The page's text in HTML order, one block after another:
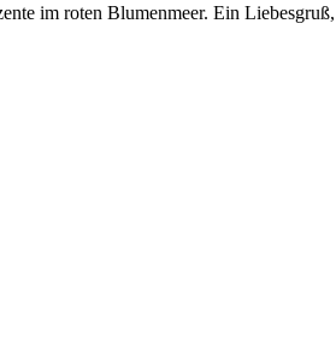
im roten Blumenmeer. Ein